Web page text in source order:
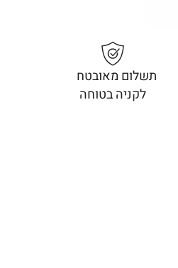
תשלום מאובטח
לקניה בטוחה